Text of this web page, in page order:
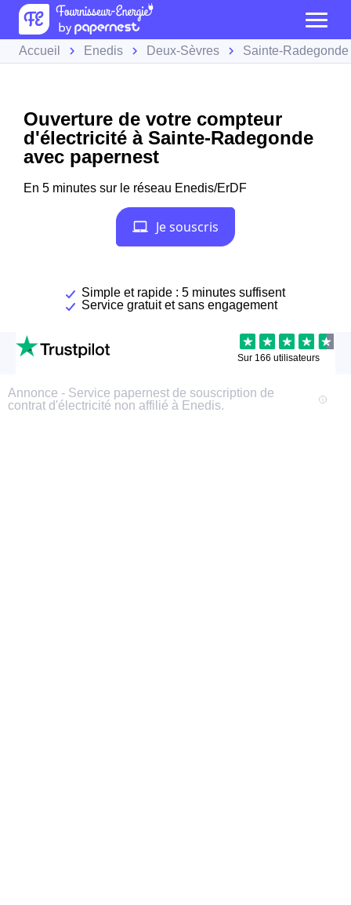
Accueil Enedis Deux-Sèvres Sainte-Radegonde